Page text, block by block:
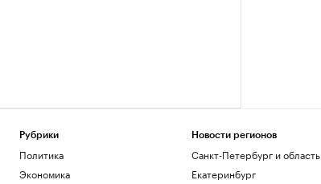
Рубрики
Политика
Экономика
Новости регионов
Санкт-Петербург и область
Екатеринбург